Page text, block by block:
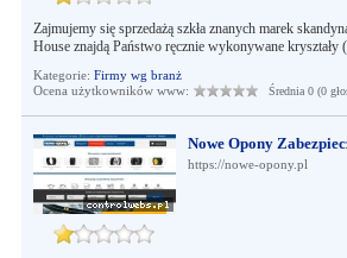
Zajmujemy się sprzedażą szkła znanych marek
House znajdą Państwo ręcznie wykonywane
Kategorie: Firmy wg branż
Ocena użytkowników www:
Średnia 0 (0
Nowe Opony
https://nowe-opony.pl